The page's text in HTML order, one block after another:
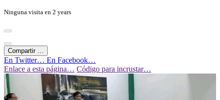
Ninguna visita en 2 years
Compartir …
En Twitter… En Facebook…
Enlace a esta página… Código para incrustar…